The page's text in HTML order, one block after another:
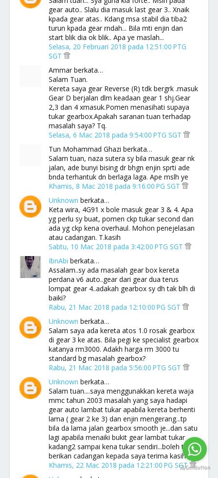
gear auto.. Slalu dia masuk last gear 3.. Xnaik
kpada gear atas.. Kdang msa stabil dia tiba2
turun kpada gear rndah... Bila mti enjin dan
start blik dia ok blik.. Apa ye maslah...
Selasa, 20 Februari 2018 pada 12:51:00 PTG
SGT
Ammar berkata…
Salam Tuan.
Kereta saya gear Reverse (R) tdk bergrk .masuk
Gear D berjalan dlm keadaan gear 1 shj.Gear
2,3 dan 4 xmasuk.Pomen menasihati supaya
tukar gearbox.Apakah saranan tuan terhadap
masalah saya? Tq.
Selasa, 6 Mac 2018 pada 9:54:00 PTG SGT
Tun Mohammad Ghazi berkata…
Salam tuan, naza sutera sy bila masuk gear nk
jalan, ade bunyi bising dr bhgn enjin sprti ade
bnda terhantuk dn berlaga laga. Ape mslh ye
Khamis, 8 Mac 2018 pada 9:16:00 PG SGT
Unknown berkata…
Keta wira, 4G91 x bole masuk gear 3 & 4. Apa
yg perlu sy buat, pomen ckp tukar second dan
ada yg ckp kena overhaul. Mohon penejelasan
atau cadangan. T.kasih
Sabtu, 10 Mac 2018 pada 3:42:00 PTG SGT
IbnAbi berkata…
Assalam..sy ada masalah gear box kereta
perdana v6 auto..gear dari gear dua terus
lompat gear 4..adakah gearbox sy dh tak blh di
baiki?
Rabu, 21 Mac 2018 pada 12:10:00 PG SGT
Unknown berkata…
Salam saya ada kereta atos 1.0 rosak gearbox
di gear 3 ke atas. Bila pegi ke specialist gearbox
katanya rm3000. Adakh harga rm 3000 tu
standard bg masalah gearbox?
Rabu, 21 Mac 2018 pada 5:56:00 PTG SGT
Unknown berkata…
Salam tuan....saya menggunakkan kereta waja
mmc tahun 2003 masalah yang saya hadapi
gear auto lambat tukar apabila kereta berhenti
lama ( gear 2 ke 3) dan enjin mengerang...tp
bila da lama jalan gearbox smooth je...dan satu
lagi apabila menaiki bukit gear lambat tukar
kadang2 sampai kena tukar sendiri...boleh tuan
berikan cadangan kepada saya terima kasih
Khamis, 22 Mac 2018 pada 12:21:00 PG SGT